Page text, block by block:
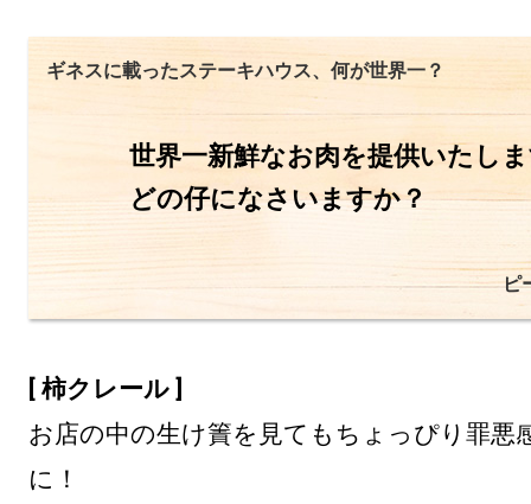
ギネスに載ったステーキハウス、何が世界一？
世界一新鮮なお肉を提供いたし
どの仔になさいますか？
ピ
[ 柿クレール ]
お店の中の生け簀を見てもちょっぴり罪悪
に！